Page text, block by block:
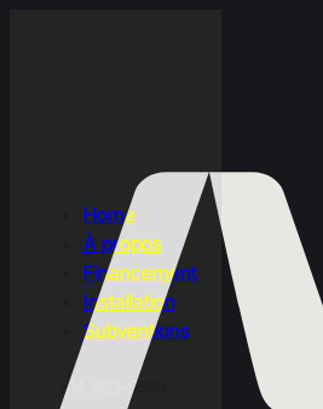
Home
À propos
Financement
Installation
Subventions
514-863-9565